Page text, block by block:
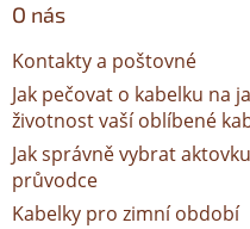
O nás
Kontakty a poštovné
Jak pečovat o kabelku na
životnost vaší oblíbené
Jak správně vybrat
průvodce
Kabelky pro zimní období